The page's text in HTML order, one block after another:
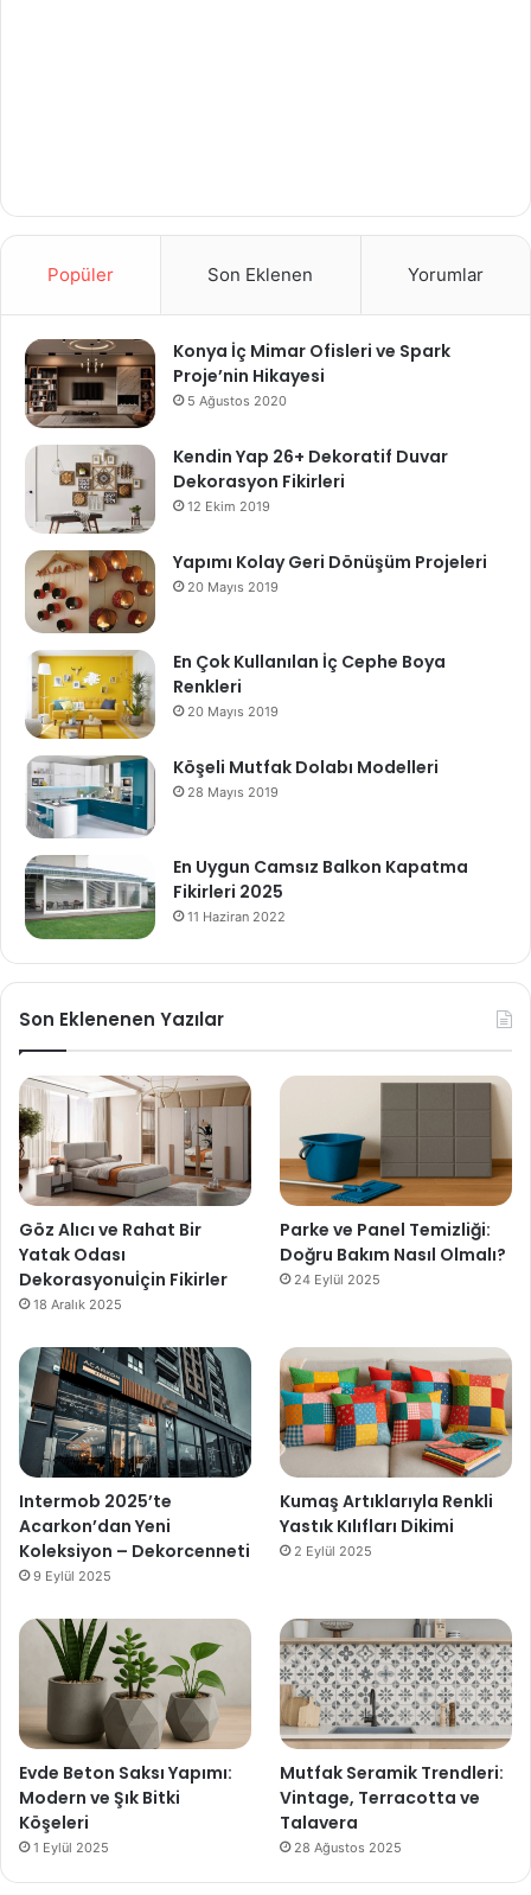
Popüler Son Eklenen Yorumlar
Konya İç Mimar Ofisleri ve Spark
Proje’nin Hikayesi
5 Ağustos 2020
Kendin Yap 26+ Dekoratif Duvar
Dekorasyon Fikirleri
12 Ekim 2019
Yapımı Kolay Geri Dönüşüm Projeleri
20 Mayıs 2019
En Çok Kullanılan İç Cephe Boya
Renkleri
20 Mayıs 2019
Köşeli Mutfak Dolabı Modelleri
28 Mayıs 2019
En Uygun Camsız Balkon Kapatma
Fikirleri 2025
11 Haziran 2022
Son Eklenenen Yazılar
Göz Alıcı ve Rahat Bir
Yatak Odası
Dekorasyonuİçin Fikirler
18 Aralık 2025
Parke ve Panel Temizliği:
Doğru Bakım Nasıl Olmalı?
24 Eylül 2025
Intermob 2025’te
Acarkon’dan Yeni
Koleksiyon – Dekorcenneti
9 Eylül 2025
Kumaş Artıklarıyla Renkli
Yastık Kılıfları Dikimi
2 Eylül 2025
Evde Beton Saksı Yapımı:
Modern ve Şık Bitki
Köşeleri
1 Eylül 2025
Mutfak Seramik Trendleri:
Vintage, Terracotta ve
Talavera
28 Ağustos 2025